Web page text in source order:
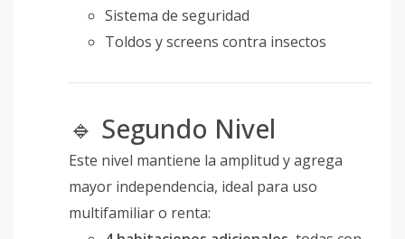
Sistema de seguridad
Toldos y screens contra insectos
🔹 Segundo Nivel
Este nivel mantiene la amplitud y agrega
mayor independencia, ideal para uso
multifamiliar o renta: